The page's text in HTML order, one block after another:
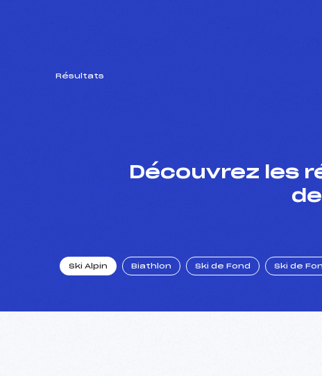
Résultats
Découvrez les
Ski Alpin Biathlon Ski de Fond Ski de